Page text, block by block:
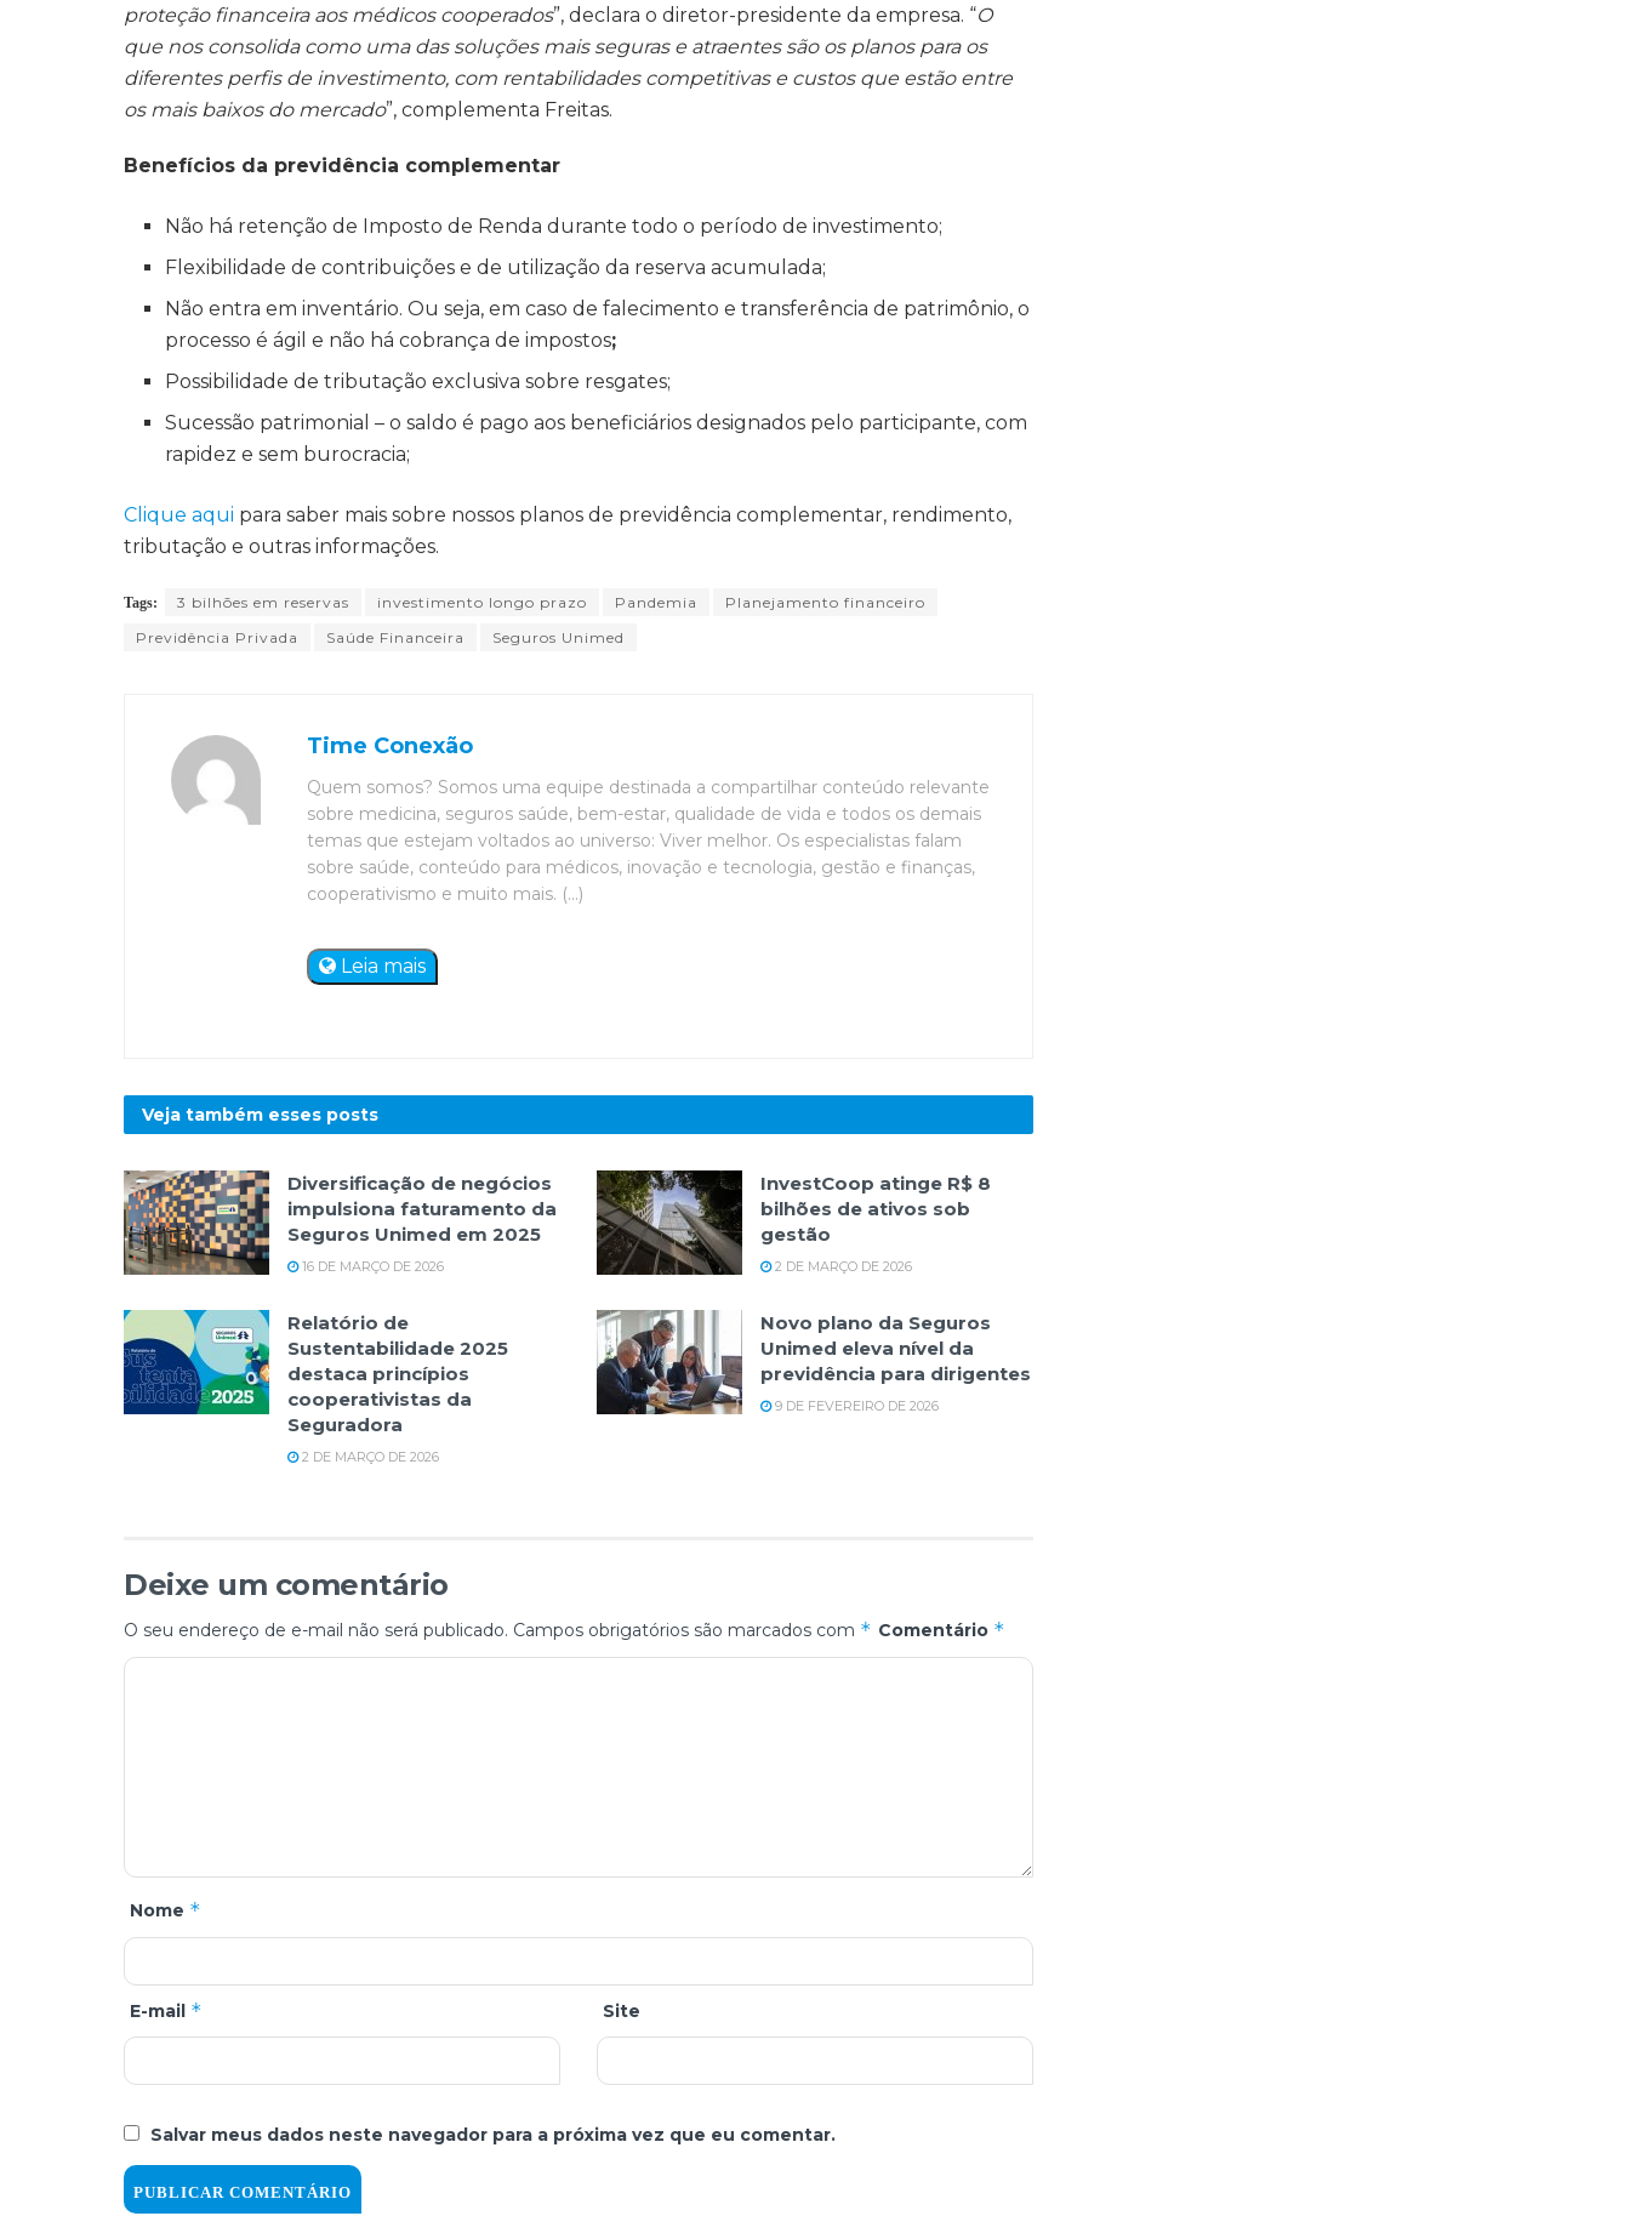
proteção financeira aos médicos cooperados”, declara o diretor-presidente da empresa. “O
que nos consolida como uma das soluções mais seguras e atraentes são os planos para os
diferentes perfis de investimento, com rentabilidades competitivas e custos que estão entre
os mais baixos do mercado”, complementa Freitas.
Benefícios da previdência complementar
Não há retenção de Imposto de Renda durante todo o período de investimento;
Flexibilidade de contribuições e de utilização da reserva acumulada;
Não entra em inventário.Ou seja, em caso de falecimento e transferência de patrimônio, o
processo é ágil e não há cobrança de impostos;
Possibilidade de tributação exclusiva sobre resgates;
Sucessão patrimonial – o saldo é pago aos beneficiários designados pelo participante, com
rapidez e sem burocracia;
Clique aqui para saber mais sobre nossos planos de previdência complementar, rendimento,
tributação e outras informações.
Tags: 3 bilhões em reservas investimento longo prazo Pandemia
Planejamento financeiro
Previdência Privada
Saúde Financeira Seguros Unimed
Time Conexão
Quem somos? Somos uma equipe destinada a compartilhar conteúdo relevante
sobre medicina, seguros saúde, bem-estar, qualidade de vida e todos os demais
temas que estejam voltados ao universo: Viver melhor. Os especialistas falam
sobre saúde, conteúdo para médicos, inovação e tecnologia, gestão e finanças,
cooperativismo e muito mais. (...)
Leia mais
Veja também esses posts
Diversificação de negócios
impulsiona faturamento da
Seguros Unimed em 2025
16 DE MARÇO DE 2026
InvestCoop atinge R$ 8
bilhões de ativos sob
gestão
2 DE MARÇO DE 2026
Relatório de
Sustentabilidade 2025
destaca princípios
cooperativistas da
Seguradora
2 DE MARÇO DE 2026
Novo plano da Seguros
Unimed eleva nível da
previdência para dirigentes
9 DE FEVEREIRO DE 2026
Deixe um comentário
O seu endereço de e-mail não será publicado. Campos obrigatórios são marcados com * Comentário *
Nome *
E-mail * Site
Salvar meus dados neste navegador para a próxima vez que eu comentar.